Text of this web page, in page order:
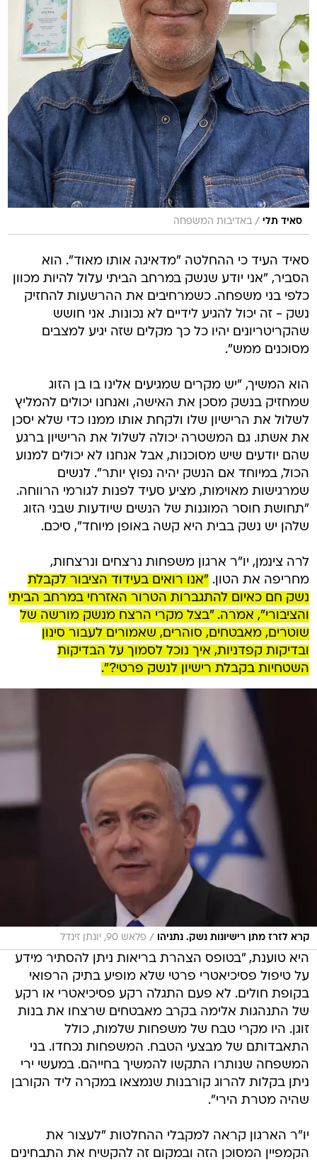
סאיד תלי / באדיבות המשפחה
סאיד העיד כי ההחלטה "מדאיגה אותו מאוד". הוא
הסביר, "אני יודע שנשק במרחב הביתי עלול להיות מכוון
כלפי בני משפחה. כשמרחיבים את ההרשעות להחזיק
נשק - זה יכול להגיע לידיים לא נכונות. אני חושש
שהקריטריונים יהיו כל כך מקלים שזה יגיע למצבים
מסוכנים ממש".
הוא המשיך, "יש מקרים שמגיעים אלינו בו בן הזוג
שמחזיק בנשק מסכן את האישה, ואנחנו יכולים להמליץ
לשלול את הרישיון שלו ולקחת אותו ממנו כדי שלא יסכן
את אשתו. גם המשטרה יכולה לשלול את הרישיון ברגע
שהם יודעים שיש מסוכנות, אבל אנחנו לא יכולים למנוע
הכול, במיוחד אם הנשק יהיה נפוץ יותר". לנשים
שמרגישות מאוימות, מציע סעיד לפנות לגורמי הרווחה.
"תחושת חוסר המוגנות של הנשים שיודעות שבני הזוג
שלהן יש נשק בבית היא קשה באופן מיוחד", סיכם.
לרה צינמן, יו"ר ארגון משפחות נרצחים ונרצחות,
מחריפה את הטון. "אנו רואים בעידוד הציבור לקבלת
נשק חם כאיום להתגברות הטרור האזרחי במרחב הביתי
והציבורי", אמרה. "בצל מקרי הרצח מנשק מורשה של
שוטרים, מאבטחים, סוהרים, שאמורים לעבור סינון
ובדיקות קפדניות, איך נוכל לסמוך על הבדיקות
השטחיות בקבלת רישיון לנשק פרטי?".
קרא לזרז מתן רישיונות נשק. נתניהו / פלאש 90, יונתן זינדל
היא טוענת, "בטופס הצהרת בריאות ניתן להסתיר מידע
על טיפול פסיכיאטרי פרטי שלא מופיע בתיק הרפואי
בקופת חולים. לא פעם התגלה רקע פסיכיאטרי או רקע
של התנהגות אלימה בקרב מאבטחים שרצחו את בנות
זוגן. היו מקרי טבח של משפחות שלמות, כולל
התאבדותם של מבצעי הטבח. המשפחות נכחדו. בני
המשפחה שנותרו התקשו להמשיך בחייהם. במעשי ירי
ניתן בקלות להרוג קורבנות שנמצאו במקרה ליד הקורבן
שהיה מטרת הירי".
יו"ר הארגון קראה למקבלי ההחלטות "לעצור את
הקמפיין המסוכן הזה ובמקום זה להקשיח את התבחינים